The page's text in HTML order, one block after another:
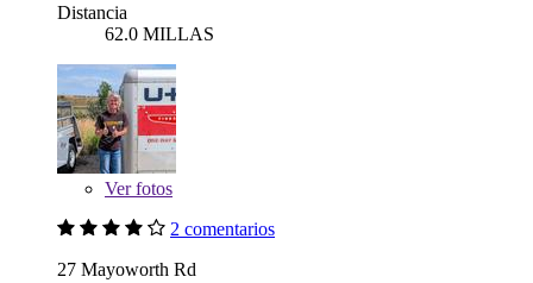
Distancia
62.0 MILLAS
Verfotos
2 comentarios
27 Mayoworth Rd